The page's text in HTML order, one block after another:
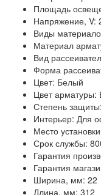
Площадь
Напряжение, V:
Виды
Материал
Вид
Форма
Цвет: Белый
Цвет арматуры:
Степень
Интерьер: Для
Место
Срок службы:
Гарантия
Гарантия
Ширина, мм: 22
Длина, мм: 312